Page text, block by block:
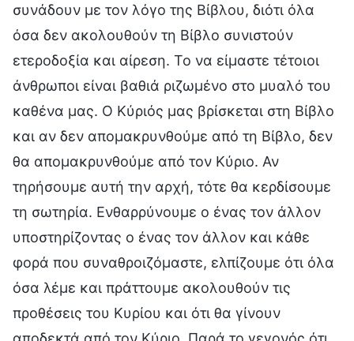
συνάδουν με τον λόγο της Βίβλου, διότι όλα
όσα δεν ακολουθούν τη Βίβλο συνιστούν
ετεροδοξία και αίρεση. Το να είμαστε τέτοιοι
άνθρωποι είναι βαθιά ριζωμένο στο μυαλό του
καθένα μας. Ο Κύριός μας βρίσκεται στη Βίβλο
και αν δεν απομακρυνθούμε από τη Βίβλο, δεν
θα απομακρυνθούμε από τον Κύριο. Αν
τηρήσουμε αυτή την αρχή, τότε θα κερδίσουμε
τη σωτηρία. Ενθαρρύνουμε ο ένας τον άλλον
υποστηρίζοντας ο ένας τον άλλον και κάθε
φορά που συναθροιζόμαστε, ελπίζουμε ότι όλα
όσα λέμε και πράττουμε ακολουθούν τις
προθέσεις του Κυρίου και ότι θα γίνουν